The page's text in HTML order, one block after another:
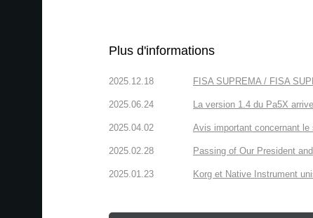
Plus d'informations
2025.12.18 FISA SUPREMA / FISA
2025.06.24 La version 1.4 du Pa5X
2025.04.02 Avis important concernant
2025.02.28 Passing of Our President
2025.01.23 Korg et Native Instrument